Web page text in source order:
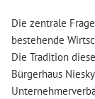
Die zentrale
bestehende
Die Tradition
Bürgerhaus